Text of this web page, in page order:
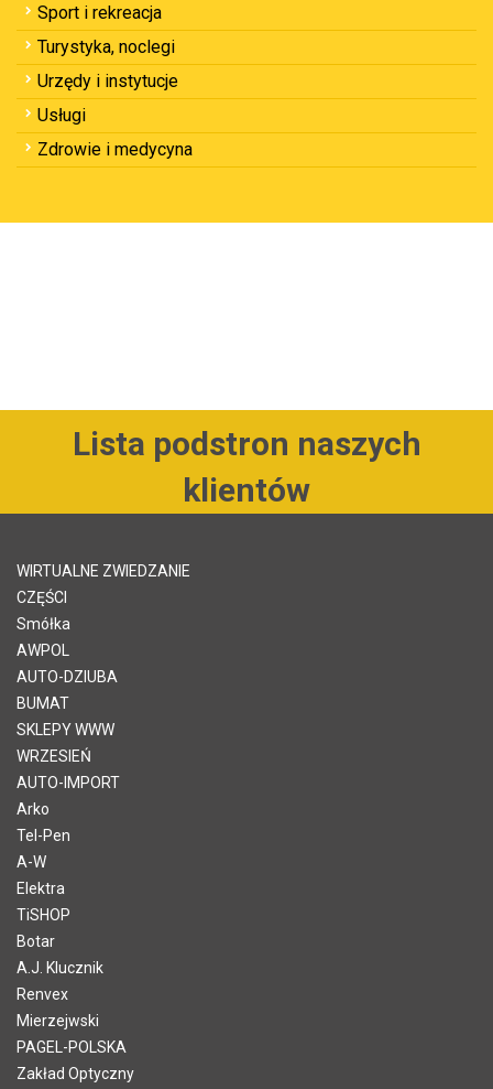
Sport i rekreacja
Turystyka, noclegi
Urzędy i instytucje
Usługi
Zdrowie i medycyna
Lista podstron naszych
klientów
WIRTUALNE ZWIEDZANIE
CZĘŚCI
Smółka
AWPOL
AUTO-DZIUBA
BUMAT
SKLEPY WWW
WRZESIEŃ
AUTO-IMPORT
Arko
Tel-Pen
A-W
Elektra
TiSHOP
Botar
A.J. Klucznik
Renvex
Mierzejwski
PAGEL-POLSKA
Zakład Optyczny